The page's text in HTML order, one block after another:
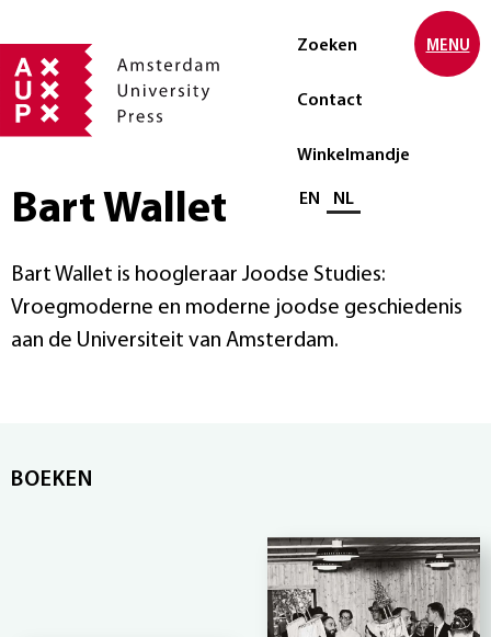
Zoeken
Contact
Winkelmandje
Selecteer taal
EN NL
MENU
Bart Wallet
Bart Wallet is hoogleraar Joodse Studies:
Vroegmoderne en moderne joodse geschiedenis
aan de Universiteit van Amsterdam.
BOEKEN